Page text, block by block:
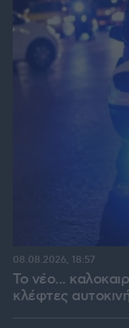
Το νέο...
κλέφτες
08.08.2026, 18:57